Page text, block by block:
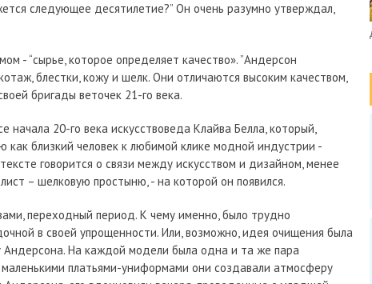
следующее десятилетие?” Он очень разумно утверждал,
- “сырье, которое определяет качество». ”Андерсон
блестки, кожу и шелк. Они отличаются высоким качеством,
бригады веточек 21-го века.
начала 20-го века искусствоведа Клайва Белла, который,
близкий человек к любимой клике модной индустрии -
говорится о связи между искусством и дизайном, менее
– шелковую простыню, - на которой он появился.
переходный период. К чему именно, было трудно
в своей упрощенности. Или, возможно, идея очищения была
Андерсона. На каждой модели была одна и та же пара
платьями-униформами они создавали атмосферу